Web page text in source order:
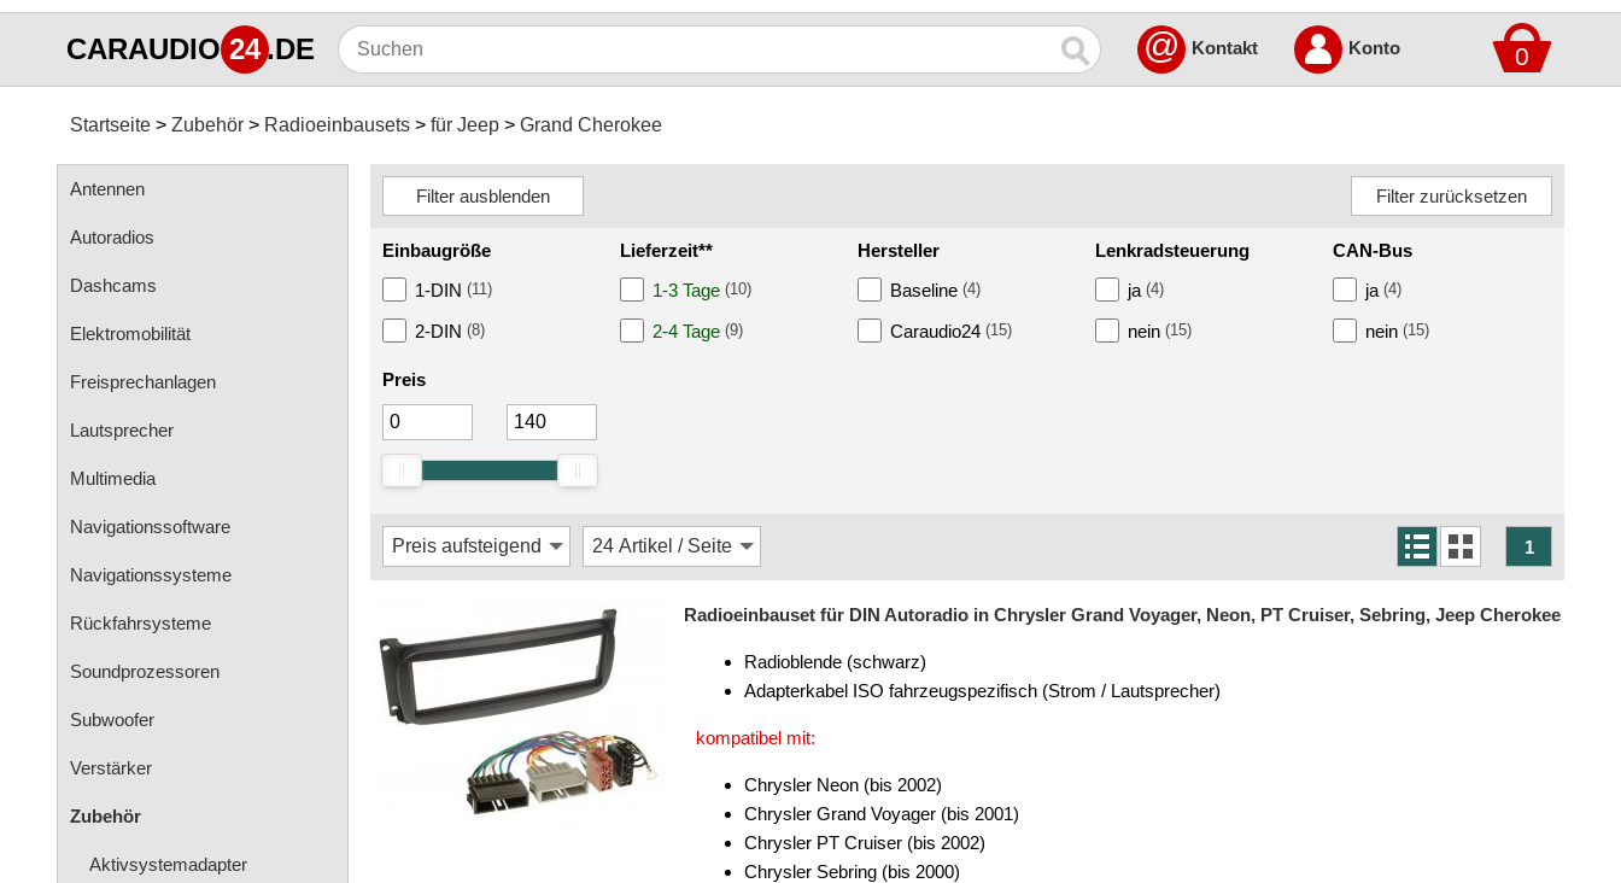
CARAUDIO 24.DE 0
@ Kontakt Konto
Startseite Zubehör Radioeinbausets für Jeep Grand Cherokee
Antennen
Autoradios
Dashcams
Elektromobilität
Freisprechanlagen
Lautsprecher
Multimedia
Navigationssoftware
Navigationssysteme
Rückfahrsysteme
Soundprozessoren
Subwoofer
Verstärker
Zubehör
Aktivsystemadapter
Einbaugröße
1-DIN (11)
2-DIN (8)
Lieferzeit**
1-3 Tage (10)
2-4 Tage (9)
Hersteller
Baseline (4)
Caraudio24 (15)
Lenkradsteuerung
ja (4)
nein (15)
CAN-Bus
ja (4)
nein (15)
Preis
1
Radioeinbauset für DIN Autoradio in Chrysler Grand Voyager, Neon, PT Cruiser, Sebring, Jeep Cherokee
Radioblende (schwarz)
Adapterkabel ISO fahrzeugspezifisch (Strom / Lautsprecher)
kompatibel mit:
Chrysler Neon (bis 2002)
Chrysler Grand Voyager (bis 2001)
Chrysler PT Cruiser (bis 2002)
Chrysler Sebring (bis 2000)